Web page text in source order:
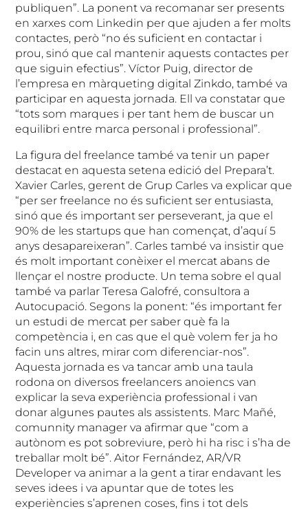
publiquen”. La ponent va recomanar ser presents
en xarxes com Linkedin per que ajuden a fer molts
contactes, però “no és suficient en contactar i
prou, sinó que cal mantenir aquests contactes per
que siguin efectius”. Víctor Puig, director de
l’empresa en màrqueting digital Zinkdo, també va
participar en aquesta jornada. Ell va constatar que
“tots som marques i per tant hem de buscar un
equilibri entre marca personal i professional”.
La figura del freelance també va tenir un paper
destacat en aquesta setena edició del Prepara’t.
Xavier Carles, gerent de Grup Carles va explicar que
“per ser freelance no és suficient ser entusiasta,
sinó que és important ser perseverant, ja que el
90% de les startups que han començat, d’aquí 5
anys desapareixeran”. Carles també va insistir que
és molt important conèixer el mercat abans de
llençar el nostre producte. Un tema sobre el qual
també va parlar Teresa Galofré, consultora a
Autocupació. Segons la ponent: “és important fer
un estudi de mercat per saber què fa la
competència i, en cas que el què volem fer ja ho
facin uns altres, mirar com diferenciar-nos”.
Aquesta jornada es va tancar amb una taula
rodona on diversos freelancers anoiencs van
explicar la seva experiència professional i van
donar algunes pautes als assistents. Marc Mañé,
comunnity manager va afirmar que “com a
autònom es pot sobreviure, però hi ha risc i s’ha de
treballar molt bé”. Aitor Fernández, AR/VR
Developer va animar a la gent a tirar endavant les
seves idees i va apuntar que de totes les
experiències s’aprenen coses, fins i tot dels